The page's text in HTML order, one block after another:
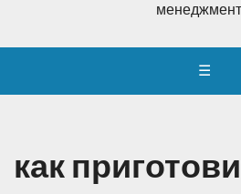
☰
как